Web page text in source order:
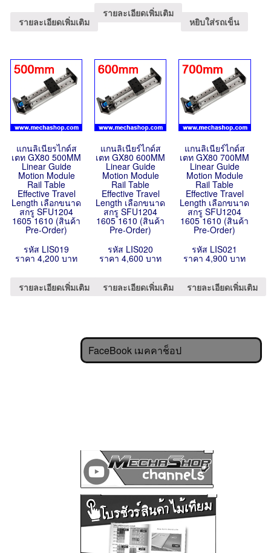
รายละเอียดเพิ่มเติม
รายละเอียดเพิ่มเติม
หยิบใส่รถเข็น
แกนลิเนียรไกด์ส
เตท GX80 500MM
Linear Guide
Motion Module
Rail Table
Effective Travel
Length เลือกขนาด
สกรู SFU1204
1605 1610 (สินค้า
Pre-Order)
รหัส LIS019
ราคา 4,200 บาท
รายละเอียดเพิ่มเติม
แกนลิเนียร์ไกด์ส
เตท GX80 600MM
Linear Guide
Motion Module
Rail Table
Effective Travel
Length เลือกขนาด
สกรู SFU1204
1605 1610 (สินค้า
Pre-Order)
รหัส LIS020
ราคา 4,600 บาท
รายละเอียดเพิ่มเติม
แกนลิเนียร์ไกด์ส
เตท GX80 700MM
Linear Guide
Motion Module
Rail Table
Effective Travel
Length เลือกขนาด
สกรู SFU1204
1605 1610 (สินค้า
Pre-Order)
รหัส LIS021
ราคา 4,900 บาท
รายละเอียดเพิ่มเติม
FaceBook เมคคาช็อป